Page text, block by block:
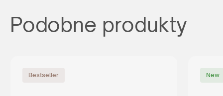
Podobne produkty
Bestseller New